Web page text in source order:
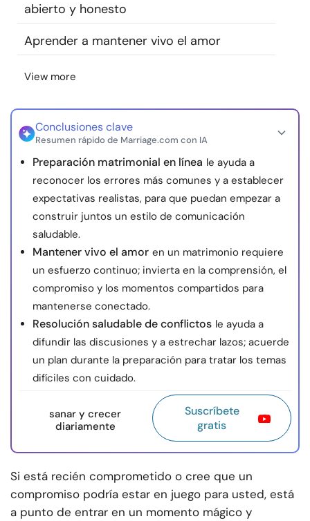
Sobre nosotros Contáctanos Escríbenos
Publicidad con
abierto y honesto
Aprender a mantener vivo el amor
View more
Conclusiones clave
Resumen rápido de Marriage.com con IA
Preparación matrimonial en línea le ayuda a
reconocer los errores más comunes y a establecer
expectativas realistas, para que puedan empezar a
construir juntos un estilo de comunicación
saludable.
Mantener vivo el amor en un matrimonio requiere
un esfuerzo continuo; invierta en la comprensión, el
compromiso y los momentos compartidos para
mantenerse conectado.
Resolución saludable de conflictos le ayuda a
difundir las discusiones y a estrechar lazos; acuerde
un plan durante la preparación para tratar los temas
difíciles con cuidado.
sanar y crecer
diariamente
Suscríbete
gratis
Si está recién comprometido o cree que un
compromiso podría estar en juego para usted, está
a punto de entrar en un momento mágico y